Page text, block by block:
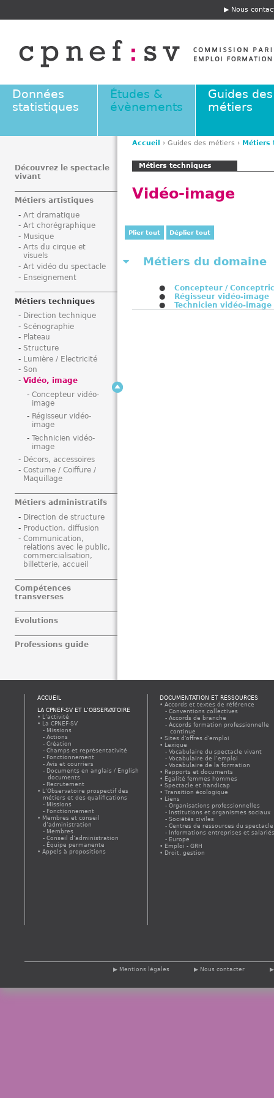
E
t
ê
e
Nous
Données
statistiques
Études &
évènements
Guides des
métiers
s
e
Accueil › Guides des métiers › Métiers
Métiers techniques
Vidéo-image
Plier tout Déplier tout
Métiers du domaine
Concepteur /
Régisseur vidéo-image
Technicien vidéo-image
Découvrez le spectacle
vivant
Métiers artistiques
Art dramatique
Art chorégraphique
Musique
Arts du cirque et
visuels
Art vidéo du spectacle
Enseignement
Métiers techniques
Direction technique
Scénographie
Plateau
Structure
Lumière / Electricité
Son
Vidéo, image
Concepteur vidéo-
image
Régisseur vidéo-
image
Technicien vidéo-
image
Décors, accessoires
Costume / Coiffure /
Maquillage
Métiers administratifs
Direction de structure
Production, diffusion
Communication,
relations avec le public,
commercialisation,
billetterie, accueil
Compétences
transverses
Evolutions
Professions guide
ACCUEIL
LA CPNEF-SV ET L’OBSERVATOIRE
L’activité
La CPNEF-SV
Missions
Actions
Création
Champs et représentativité
Fonctionnement
Avis et courriers
Documents en anglais / English
documents
Recrutement
L’Observatoire prospectif des
métiers et des qualifications
Missions
Fonctionnement
Membres et conseil
d’administration
Membres
Conseil d’administration
Équipe permanente
Appels à propositions
DOCUMENTATION ET RESSOURCES
Accords et textes de référence
Conventions collectives
Accords de branche
Accords formation professionnelle
continue
Sites d'offres d'emploi
Lexique
Vocabulaire du spectacle vivant
Vocabulaire de l’emploi
Vocabulaire de la formation
Rapports et documents
Egalité femmes hommes
Spectacle et handicap
Transition écologique
Liens
Organisations professionnelles
Institutions et organismes sociaux
Sociétés civiles
Centres de ressources du spectacle
Informations entreprises et
Europe
Emploi - GRH
Droit, gestion
Mentions légales Nous contacter